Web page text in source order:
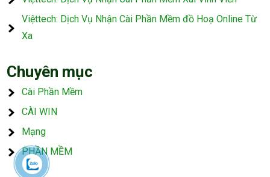
Việttech: Dịch Vụ Nhận Cài Phần Mềm đồ Hoạ Online Từ
Xa
Chuyên mục
Cài Phần Mềm
CÀI WIN
Mạng
PHẦN MỀM